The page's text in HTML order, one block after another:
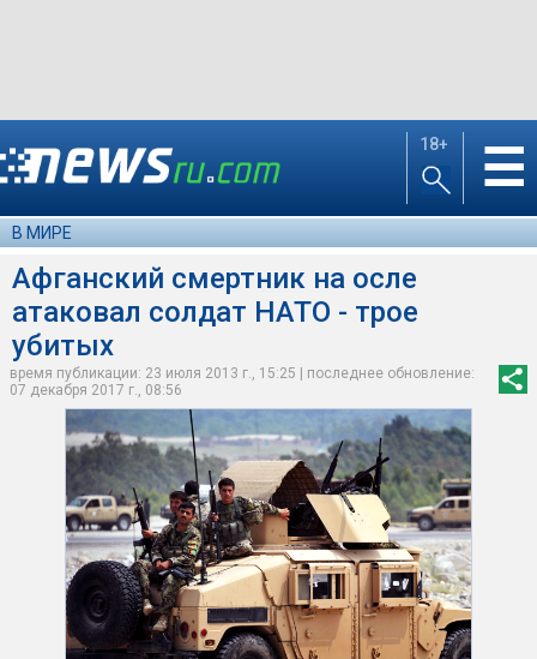
18+ ☰
В МИРЕ
Афганский смертник на осле
атаковал солдат НАТО - трое
убитых
время публикации: 23 июля 2013 г., 15:25 | последнее обновление:
07 декабря 2017 г., 08:56